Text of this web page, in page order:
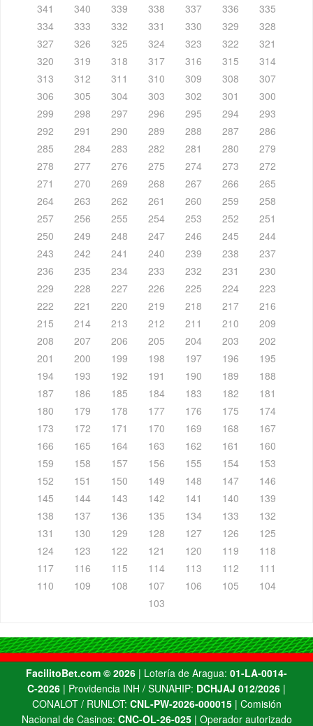
341
340 339 338 337 336
335
334
333 332 331 330 329
328
327
326 325 324 323 322
321
320
319 318 317 316 315
314
313
312 311 310 309 308
307
306
305 304 303 302 301
300
299
298 297 296 295 294
293
292
291 290 289 288 287
286
285
284 283 282 281 280
279
278
277 276 275 274 273
272
271
270 269 268 267 266
265
264
263 262 261 260 259
258
257
256 255 254 253 252
251
250
249 248 247 246 245
244
243
242 241 240 239 238
237
236
235 234 233 232 231
230
229
228 227 226 225 224
223
222
221 220 219 218 217
216
215
214 213 212 211 210
209
208
207 206 205 204 203
202
201
200 199 198 197 196
195
194
193 192 191 190 189
188
187
186 185 184 183 182
181
180
179 178 177 176 175
174
173
172 171 170 169 168
167
166
165 164 163 162 161
160
159
158 157 156 155 154
153
152
151 150 149 148 147
146
145
144 143 142 141 140
139
138
137 136 135 134 133
132
131
130 129 128 127 126
125
124
123 122 121 120 119
118
117
116 115 114 113 112
111
110
109 108 107 106 105
104
103
FacilitoBet.com ©️ 2026 | Lotería de Aragua: 01-LA-0014-
C-2026 | Providencia INH / SUNAHIP: DCHJAJ 012/2026 |
CONALOT / RUNLOT: CNL-PW-2026-000015| Comisión
Nacional de Casinos: CNC-OL-26-025| Operador autorizado